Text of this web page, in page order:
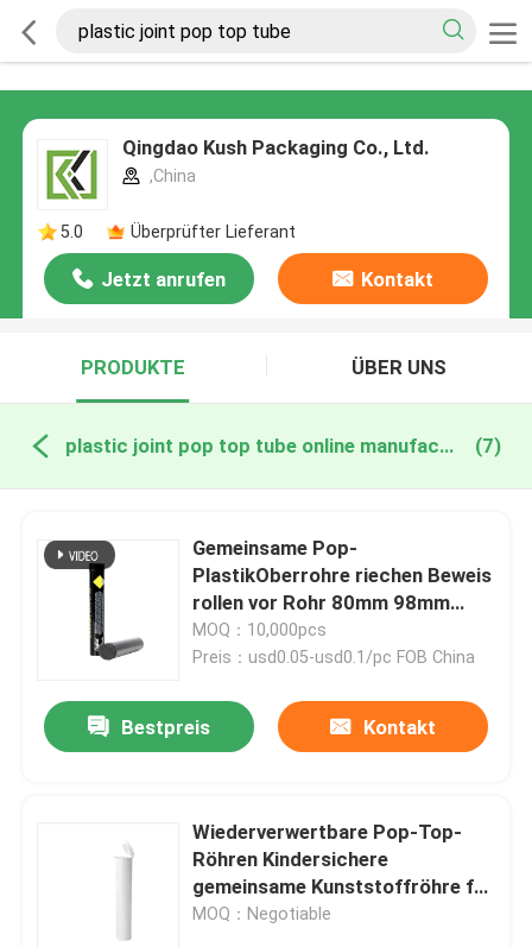
Qingdao Kush Packaging Co., Ltd.
,China
5.0 Überprüfter Lieferant
Jetzt anrufen Kontakt
PRODUKTE ÜBER UNS
plastic joint pop top tube online manufacture (7)
Gemeinsame Pop-
PlastikOberrohre riechen Beweis
rollen vor Rohr 80mm 98mm
110mm 116mm
MOQ：10,000pcs
Preis：usd0.05-usd0.1/pc FOB China
Bestpreis Kontakt
Wiederverwertbare Pop-Top-
Röhren Kindersichere
gemeinsame Kunststoffröhre für
Zapfen
MOQ：Negotiable